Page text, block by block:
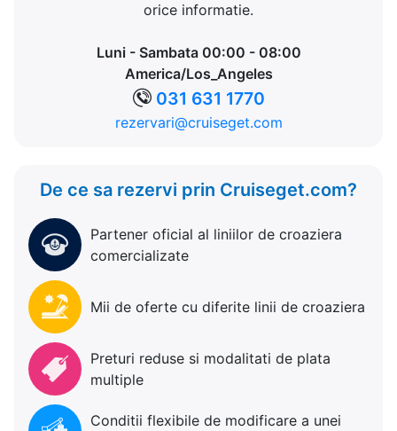
orice informatie.
Luni - Sambata 00:00 - 08:00
America/Los_Angeles
031 631 1770
rezervari@cruiseget.com
De ce sa rezervi prin Cruiseget.com?
Partener oficial al liniilor de croaziera
comercializate
Mii de oferte cu diferite linii de croaziera
Preturi reduse si modalitati de plata
multiple
Conditii flexibile de modificare a unei